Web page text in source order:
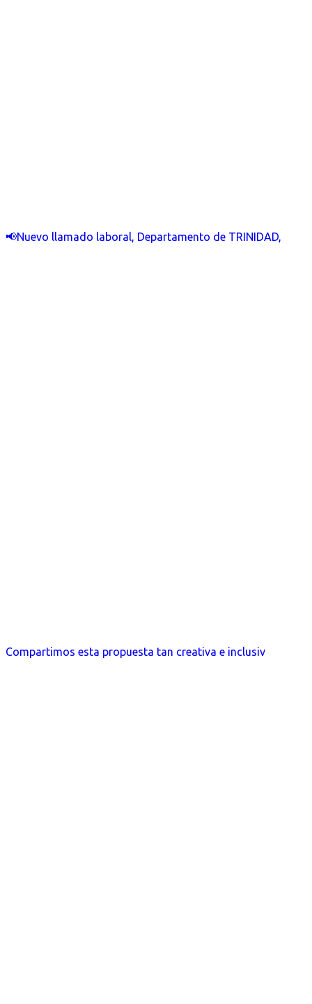
📢Nuevo llamado laboral, Departamento de TRINIDAD,
Compartimos esta propuesta tan creativa e inclusiv